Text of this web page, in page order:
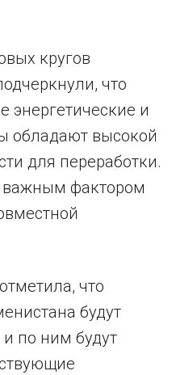
кругов
что
энергетические и
обладают высокой
для переработки.
важным фактором
что
будут
по ним будут